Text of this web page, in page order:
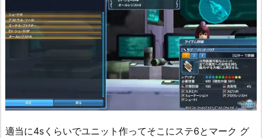
適当に4sくらいでユニット作ってそこにステ6とマーク グ